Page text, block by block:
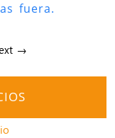
fuera.
→